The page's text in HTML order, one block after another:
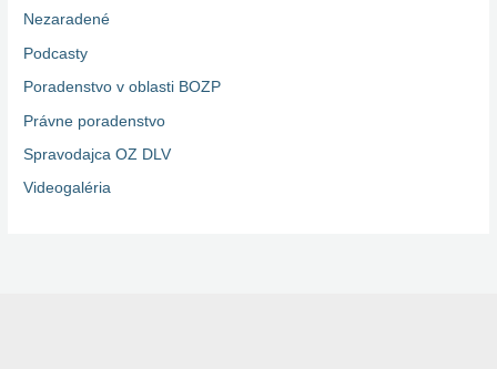
Nezaradené
Podcasty
Poradenstvo v oblasti BOZP
Právne poradenstvo
Spravodajca OZ DLV
Videogaléria